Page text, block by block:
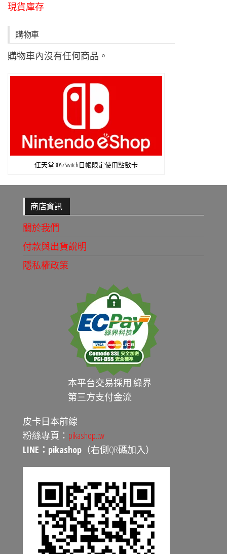
現貨庫存
購物車
購物車內沒有任何商品。
任天堂3DS/Switch日帳限定使用點數卡
商店資訊
關於我們
付款與出貨說明
隱私權政策
本平台交易採用 綠界
第三方支付金流
皮卡日本前線
粉絲專頁： pikashop.tw
LINE：pikashop （右側QR碼加入）